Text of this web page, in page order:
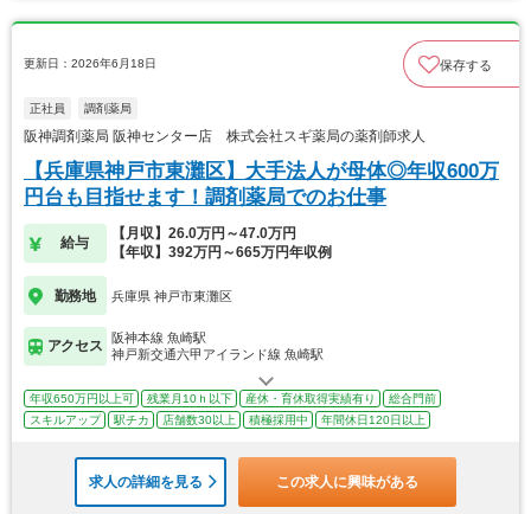
更新日：2026年6月18日 保存する
正社員 調剤薬局
阪神調剤薬局 阪神センター店 株式会社スギ薬局の薬剤師求人
【兵庫県神戸市東灘区】大手法人が母体◎年収600万
円台も目指せます！調剤薬局でのお仕事
給与
【月収】26.0万円～47.0万円
【年収】392万円～665万円年収例
勤務地 兵庫県 神戸市東灘区
アクセス
阪神本線 魚崎駅
神戸新交通六甲アイランド線 魚崎駅
年収650万円以上可 残業月10ｈ以下 産休・育休取得実績有り
総合門前
スキルアップ
駅チカ 店舗数30以上 積極採用中 年間休日120日以上
求人の詳細を見る この求人に興味がある